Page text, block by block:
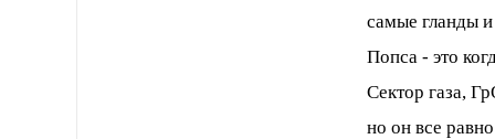
самые гланды и
Попса - это
Сектор газа,
но он все